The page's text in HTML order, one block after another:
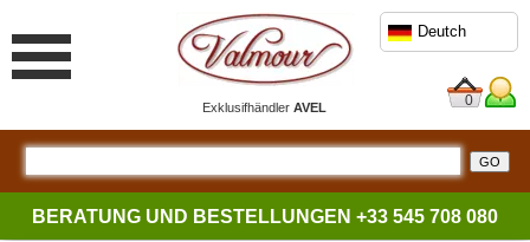
ExklusifhändlerAVEL
Deutch
0
BERATUNG UND BESTELLUNGEN +33 545 708 080